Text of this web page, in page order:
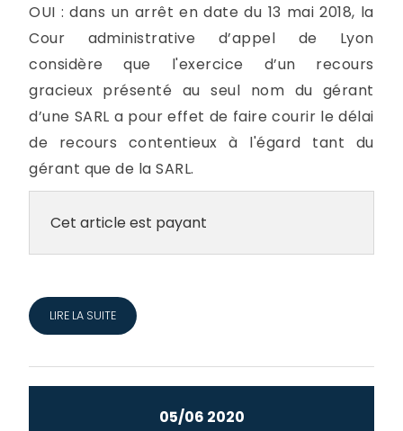
OUI : dans un arrêt en date du 13 mai 2018, la
Cour administrative d’appel de Lyon
considère que l'exercice d’un recours
gracieux présenté au seul nom du gérant
d’une SARL a pour effet de faire courir le délai
de recours contentieux à l'égard tant du
gérant que de la SARL.
Cet article est payant
LIRE LA SUITE
05/06 2020